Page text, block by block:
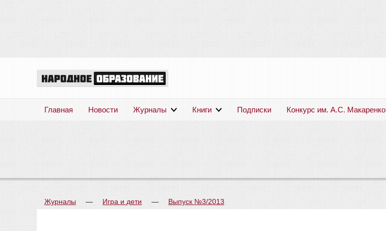
Главная Новости Журналы Книги Подписки Конкурс им. А.С. Макаренко
Журналы — Игра и дети — Выпуск №3/2013